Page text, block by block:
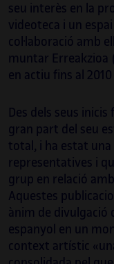
seu interès en la
videoteca i un
col·laboració amb
muntar Erreakzioa
en actiu fins al
Des dels seus
gran part del seu
total, i ha estat una
representatives i
grup en relació
Aquestes
ànim de divulgació
espanyol en un
context artístic